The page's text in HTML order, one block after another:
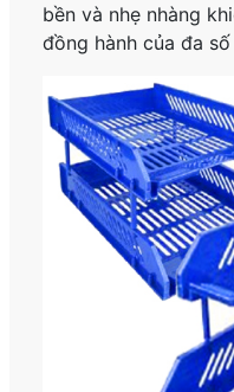
bền và nhẹ nhàng
đồng hành của đa